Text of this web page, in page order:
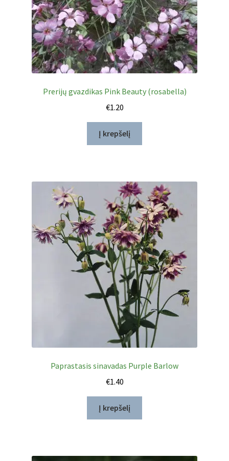
Prerijų gvazdikas Pink Beauty (rosabella)
€1.20
Į krepšelį
Paprastasis sinavadas Purple Barlow
€1.40
Į krepšelį